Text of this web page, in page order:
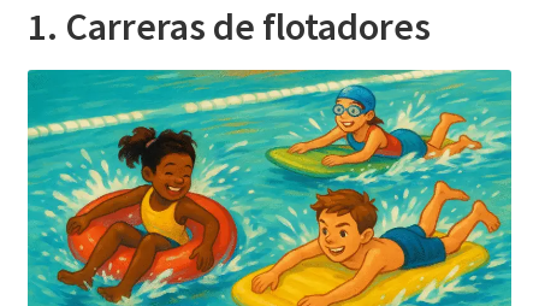
1. Carreras de flotadores